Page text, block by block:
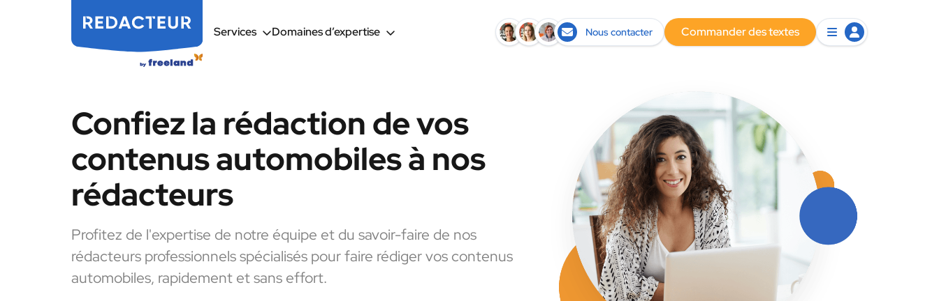
Services Domaines d’expertise Nous contacter Commander des textes
Confiez la rédaction de vos
contenus automobiles à nos
rédacteurs
Profitez de l'expertise de notre équipe et du savoir-faire de nos
rédacteurs professionnels spécialisés pour faire rédiger vos contenus
automobiles, rapidement et sans effort.